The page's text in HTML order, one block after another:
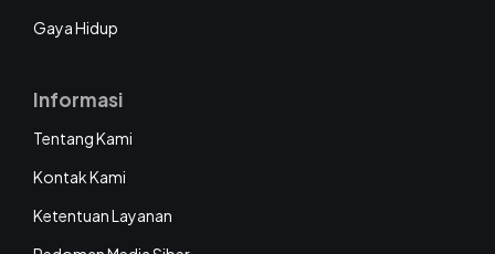
Gaya Hidup
Informasi
Tentang Kami
Kontak Kami
Ketentuan Layanan